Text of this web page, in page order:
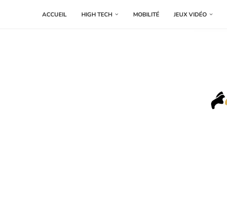
ACCUEIL HIGH TECH MOBILITÉ JEUX VIDÉO